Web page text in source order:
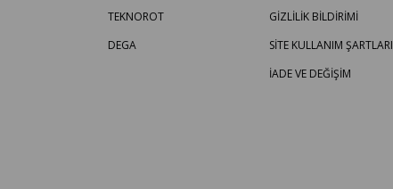
TEKNOROT
DEGA
GİZLİLİK BİLDİRİMİ
SİTE KULLANIM ŞARTLARI
İADE VE DEĞİŞİM